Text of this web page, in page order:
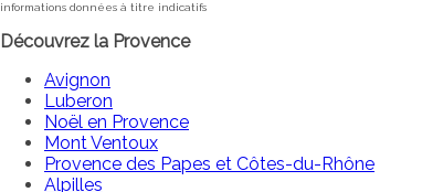
informations données à titre indicatifs
Découvrez la Provence
Avignon
Luberon
Noël en Provence
Mont Ventoux
Provence des Papes et Côtes-du-Rhône
Alpilles